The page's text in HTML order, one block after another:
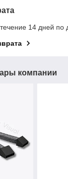
14 дней по
компании